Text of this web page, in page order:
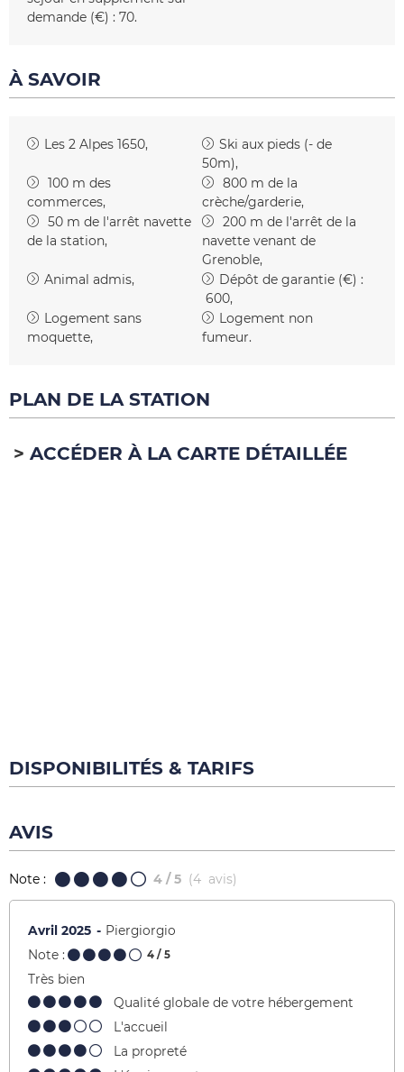
demande (€) : 70
À SAVOIR
Les 2 Alpes 1650
Ski aux pieds (- de
50m)
100 m des
commerces
800 m de la
crèche/garderie
50 m de l'arrêt navette
de la station
200 m de l'arrêt de la
navette venant de
Grenoble
Animal admis
Dépôt de garantie (€) :
600
Logement sans
moquette
Logement non
fumeur
PLAN DE LA STATION
ACCÉDER À LA CARTE DÉTAILLÉE
DISPONIBILITÉS & TARIFS
AVIS
Note : 4 / 5 (4 avis)
Avril 2025
Piergiorgio
Note :
4 / 5
Très bien
Qualité globale de votre hébergement
L'accueil
La propreté